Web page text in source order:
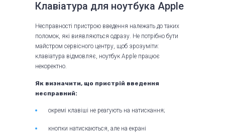
Клавіатура для ноутбука Apple
Несправності пристрою введення належать до таких
поломок, які виявляються одразу. Не потрібно бути
майстром сервісного центру, щоб зрозуміти:
клавіатура відмовляє, ноутбук Apple працює
некоректно.
Як визначити, що пристрій введення
несправний:
окремі клавіші не реагують на натискання;
кнопки натискаються, але на екрані